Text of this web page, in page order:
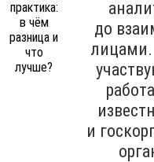
до
лицами.
и